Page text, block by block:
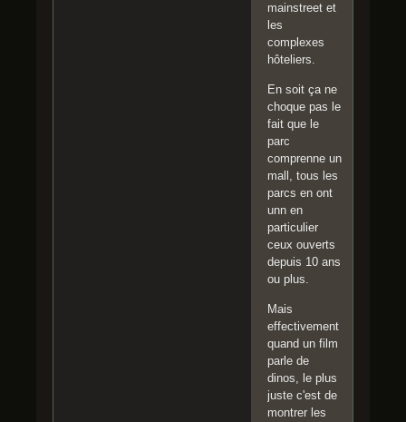
mainstreet et
les
complexes
hôteliers.
En soit ça ne
choque pas le
fait que le
parc
comprenne un
mall, tous les
parcs en ont
unn en
particulier
ceux ouverts
depuis 10 ans
ou plus.
Mais
effectivement
quand un film
parle de
dinos, le plus
juste c'est de
montrer les